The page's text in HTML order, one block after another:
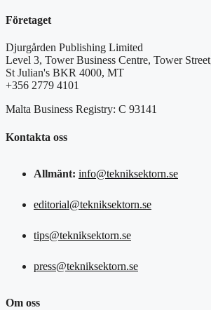
Företaget
Djurgården Publishing Limited
Level 3, Tower Business Centre, Tower
St Julian's BKR 4000, MT
+356 2779 4101
Malta Business Registry: C 93141
Kontakta oss
Allmänt: info@tekniksektorn.se
editorial@tekniksektorn.se
tips@tekniksektorn.se
press@tekniksektorn.se
Om oss